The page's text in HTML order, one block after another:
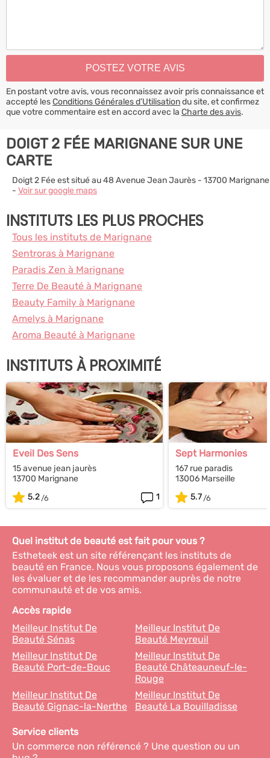
En postant votre avis, vous reconnaissez avoir pris connaissance et
accepté lesConditions Générales d’Utilisationdu site, et confirmez
que votre commentaire est en accord avec la Charte des avis.
DOIGT 2 FÉE MARIGNANE SUR UNE
CARTE
Doigt 2 Fée est situé au 48 Avenue Jean Jaurès - 13700 Marignane
- Voir sur google maps
INSTITUTS LES PLUS PROCHES
Tous les instituts de Marignane
Sentroras à Marignane
Paradis Zen à Marignane
Terre De Beauté à Marignane
Beauty Family à Marignane
Amelys à Marignane
Aroma Beauté à Marignane
INSTITUTS À PROXIMITÉ
Eveil Des Sens
15 avenue jean jaurès
13700 Marignane
5.2
1
Sept Harmonies
167 rue paradis
13006 Marseille
5.7
Quel institut de beauté est fait pour vous ?
Estheteek est un site référençant les instituts de
beauté en France. Nous vous proposons également de
les évaluer et de les recommander auprès de notre
communauté et de vos amis.
Accès rapide
Meilleur Institut De
Beauté Sénas
Meilleur Institut De
Beauté Meyreuil
Meilleur Institut De
Beauté Port-de-Bouc
Meilleur Institut De
Beauté Châteauneuf-le-
Rouge
Meilleur Institut De
Beauté Gignac-la-Nerthe
Meilleur Institut De
Beauté La Bouilladisse
Service clients
Un commerce non référencé ? Une question ou un